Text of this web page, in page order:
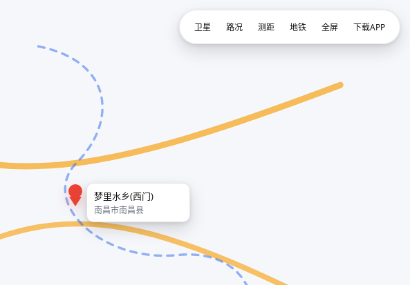
梦里水乡(西门)
南昌市南昌县
卫星 路况 测距 地铁 全屏 下载APP